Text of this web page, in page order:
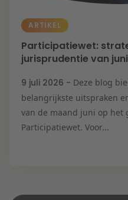
ARTIKEL
Participatiewet:
jurisprudentie van
9 juli 2026 - Deze blog
belangrijkste uitspraken
van de maand juni op het
Participatiewet. Voor...